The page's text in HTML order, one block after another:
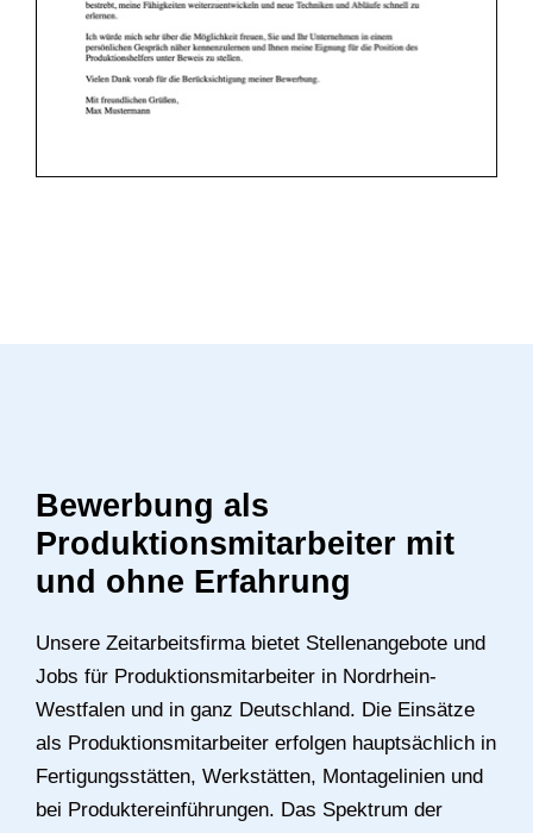
Bewerbung als
Produktionsmitarbeiter mit
und ohne Erfahrung
Unsere Zeitarbeitsfirma bietet Stellenangebote und
Jobs für Produktionsmitarbeiter in Nordrhein-
Westfalen und in ganz Deutschland. Die Einsätze
als Produktionsmitarbeiter erfolgen hauptsächlich in
Fertigungsstätten, Werkstätten, Montagelinien und
bei Produktereinführungen. Das Spektrum der